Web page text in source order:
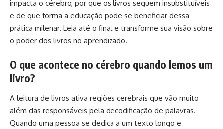
impacta o cérebro, por que os livros seguem insubstituíveis
e de que forma a educação pode se beneficiar dessa
prática milenar. Leia até o final e transforme sua visão sobre
o poder dos livros no aprendizado.
O que acontece no cérebro quando lemos um
livro?
A leitura de livros ativa regiões cerebrais que vão muito
além das responsáveis pela decodificação de palavras.
Quando uma pessoa se dedica a um texto longo e